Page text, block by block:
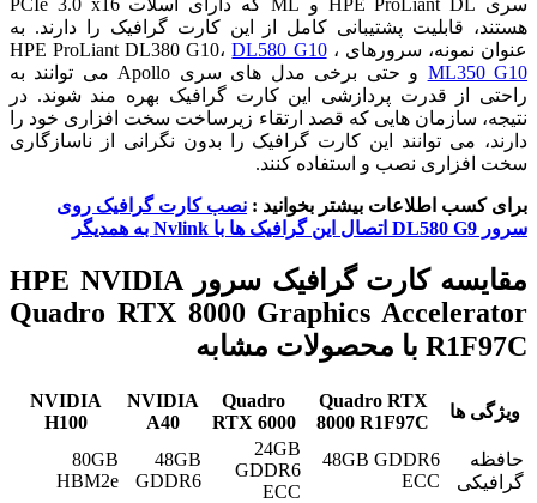
هستند، قابلیت پشتیبانی کامل از این کارت گرافیک را دارند. به
عنوان نمونه، سرورهای HPE ProLiant DL380 G10،
DL580 G10،
ML350 G10
و حتی برخی مدل های سری Apollo می توانند به
راحتی از قدرت پردازشی این کارت گرافیک بهره مند شوند. در
نتیجه، سازمان هایی که قصد ارتقاء زیرساخت سخت افزاری خود را
دارند، می توانند این کارت گرافیک را بدون نگرانی از ناسازگاری
سخت افزاری نصب و استفاده کنند.
برای کسب اطلاعات بیشتر بخوانید : نصب کارت گرافیک روی
سرور DL580 G9 اتصال این گرافیک ها با Nvlink به همدیگر
مقایسه کارت گرافیک سرور HPE NVIDIA
Quadro RTX 8000 Graphics Accelerator
R1F97C با محصولات مشابه
ویژگی ها
Quadro RTX
8000 R1F97C
Quadro
RTX 6000
NVIDIA
A40
NVIDIA
H100
حافظه
گرافیکی
48GB GDDR6
ECC
24GB
GDDR6
ECC
48GB
GDDR6
80GB
HBM2e